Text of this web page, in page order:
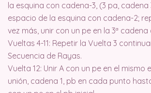
la esquina con cadena-3, (3 pa, cadena
espacio de la esquina con cadena-2;
vez más, unir con un pe en la 3ª cadena
Vueltas 4-11: Repetir la Vuelta 3
Secuencia de Rayas.
Vuelta 12: Unir A con un pe en el mismo
unión, cadena 1, pb en cada punto